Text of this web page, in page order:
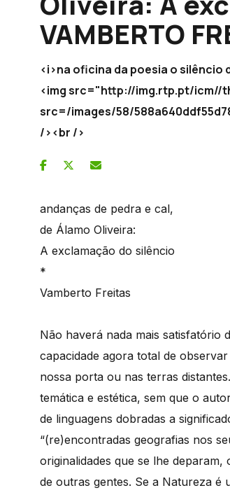
VAMBERTO
<i>na oficina da poesia o
<img src="http://img.rtp.pt/icm//
src=/images/58/
/><br />
andanças de pedra e cal,
de Álamo Oliveira:
A exclamação do silêncio
*
Vamberto Freitas
Não haverá nada mais satisfatório
capacidade agora total de
nossa porta ou nas terras
temática e estética, sem que o
de linguagens dobradas a
“(re)encontradas geografias nos
originalidades que se lhe
de outras gentes. Se a Natureza é